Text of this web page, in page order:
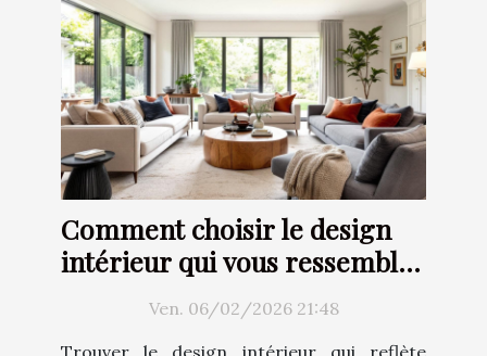
Comment choisir le design
intérieur qui vous ressemble
Ven. 06/02/2026 21:48